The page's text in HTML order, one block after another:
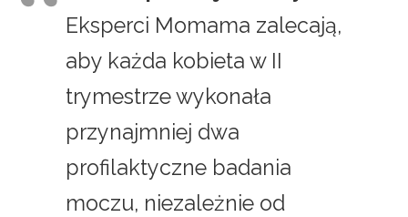
Eksperci Momama zalecają,
aby każda kobieta w II
trymestrze wykonała
przynajmniej dwa
profilaktyczne badania
moczu, niezależnie od